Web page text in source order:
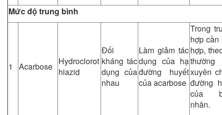
Mức độ trung bình
1 Acarbose Hydroclorot
hiazid
Đối
kháng tác
dụng của
nhau
Làm giảm tác
dụng của hạ
đường huyết
của acarbose
Trong
hợp cần
hợp,
thường
xuyên
đường
của
nhân.